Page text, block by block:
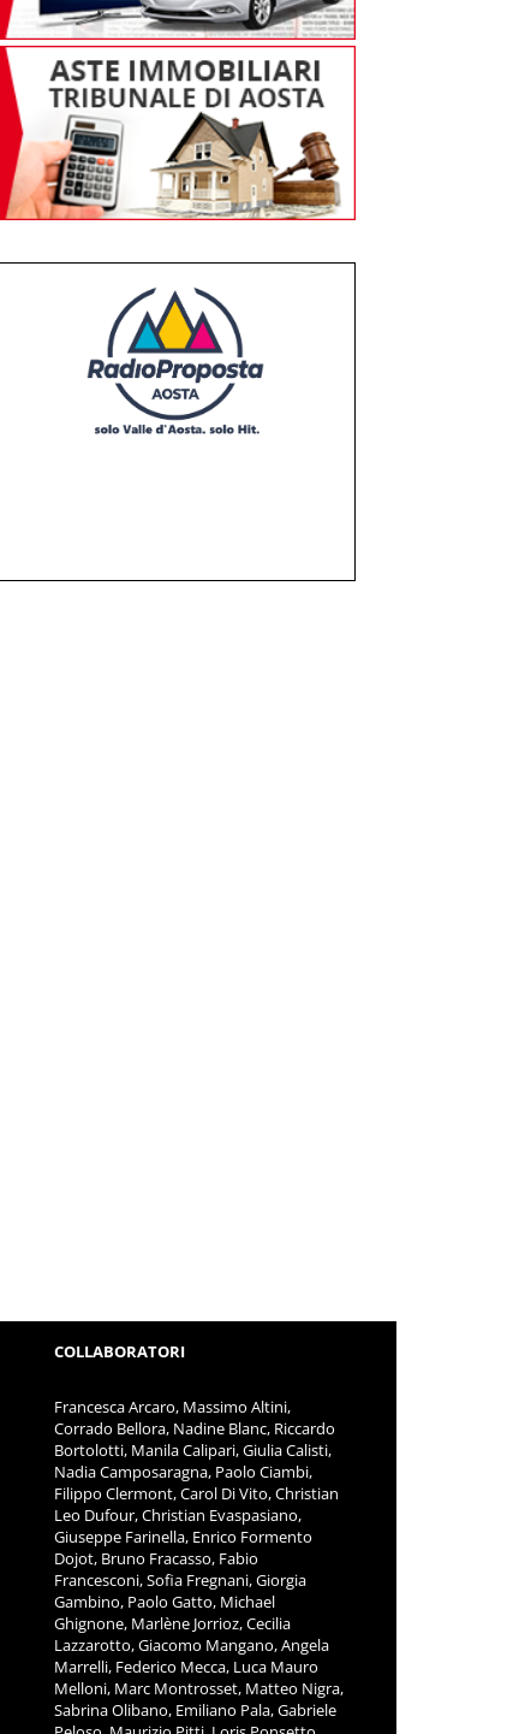
COLLABORATORI
Francesca Arcaro, Massimo Altini,
Corrado Bellora, Nadine Blanc, Riccardo
Bortolotti, Manila Calipari, Giulia Calisti,
Nadia Camposaragna, Paolo Ciambi,
Filippo Clermont, Carol Di Vito, Christian
Leo Dufour, Christian Evaspasiano,
Giuseppe Farinella, Enrico Formento
Dojot, Bruno Fracasso, Fabio
Francesconi, Sofia Fregnani, Giorgia
Gambino, Paolo Gatto, Michael
Ghignone, Marlène Jorrioz, Cecilia
Lazzarotto, Giacomo Mangano, Angela
Marrelli, Federico Mecca, Luca Mauro
Melloni, Marc Montrosset, Matteo Nigra,
Sabrina Olibano, Emiliano Pala, Gabriele